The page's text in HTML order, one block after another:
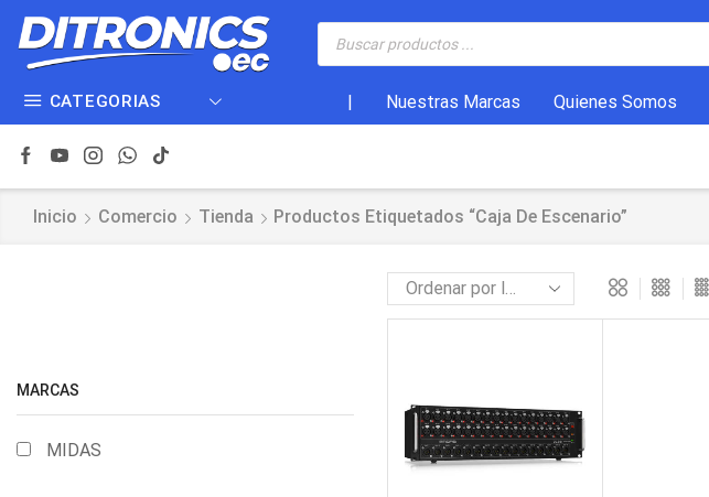
CATEGORIAS Nuestras Marcas Quienes Somos
Inicio Comercio Tienda Productos Etiquetados “caja De Escenario”
MARCAS
MIDAS